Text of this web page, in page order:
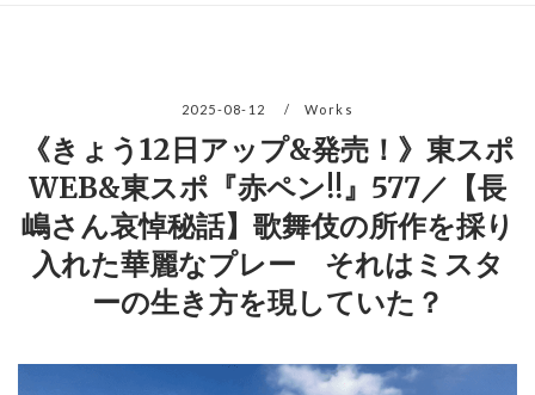
2025-08-12 Works
《きょう12日アップ&発売！》東スポ
WEB&東スポ『赤ペン!!』577／【長
嶋さん哀悼秘話】歌舞伎の所作を採り
入れた華麗なプレー それはミスタ
ーの生き方を現していた？